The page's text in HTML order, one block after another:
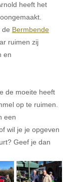
heeft het
de Bermbende
ruimen zij
en
de moeite heeft
op te ruimen.
een
wil je je opgeven
Geef je dan